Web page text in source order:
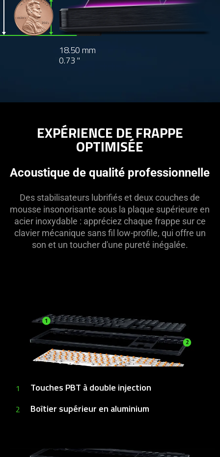
a product with measurement indicators
18.50 mm
0.73 "
EXPÉRIENCE DE FRAPPE
OPTIMISÉE
Acoustique de qualité professionnelle
Des stabilisateurs lubrifiés et deux couches de
mousse insonorisante sous la plaque supérieure en
acier inoxydable : appréciez chaque frappe sur ce
clavier mécanique sans fil low-profile, qui offre un
son et un toucher d'une pureté inégalée.
1 Touches PBT à double injection
2 Boîtier supérieur en aluminium